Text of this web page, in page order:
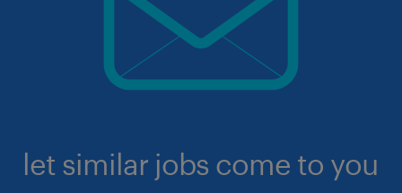
let similar jobs come to you